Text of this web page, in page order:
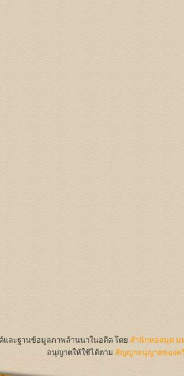
และฐานข้อมูลภาพล้านนาในอดีต โดย สำนักหอสมุด ม
อนุญาตให้ใช้ได้ตาม สัญญาอนุญาตของค